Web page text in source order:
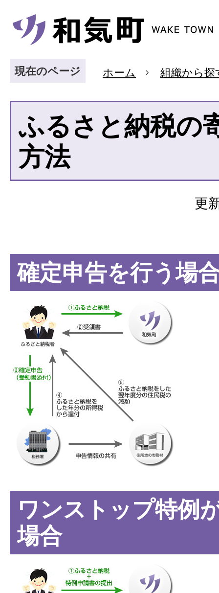
現在のページ ホーム 組織から探
ふるさと納税の
方法
更
確定申告を行う場
ワンストップ特例
場合